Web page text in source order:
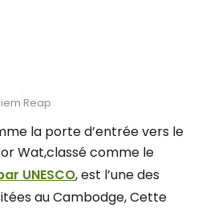
Reap
la porte d’entrée vers le
Wat,classé comme le
UNESCO, est l’une des
au Cambodge, Cette